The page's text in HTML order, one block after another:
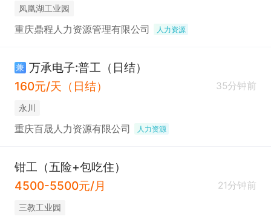
凤凰湖工业园
重庆鼎程人力资源管理有限公司 人力资源
兼 万承电子:普工（日结）
160元/天（日结）
35分钟前
永川
重庆百晟人力资源有限公司 人力资源
钳工（五险+包吃住）
4500-5500元/月
21分钟前
三教工业园